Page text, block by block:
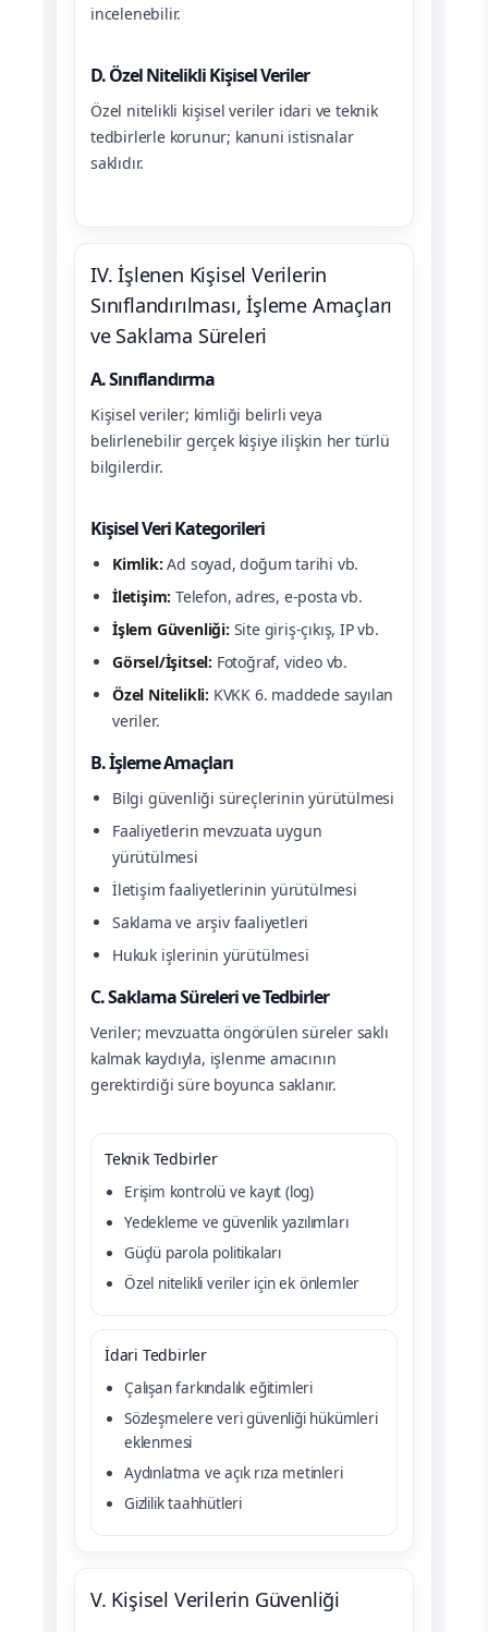
incelenebilir.
D. Özel Nitelikli Kişisel Veriler
Özel nitelikli kişisel veriler idari ve teknik
tedbirlerle korunur; kanuni istisnalar
saklıdır.
IV. İşlenen Kişisel Verilerin
Sınıflandırılması, İşleme Amaçları
ve Saklama Süreleri
A. Sınıflandırma
Kişisel veriler; kimliği belirli veya
belirlenebilir gerçek kişiye ilişkin her türlü
bilgilerdir.
Kişisel Veri Kategorileri
Kimlik: Ad soyad, doğum tarihi vb.
İletişim: Telefon, adres, e-posta vb.
İşlem Güvenliği: Site giriş-çıkış, IP vb.
Görsel/İşitsel: Fotoğraf, video vb.
Özel Nitelikli: KVKK 6. maddede sayılan
veriler.
B. İşleme Amaçları
Bilgi güvenliği süreçlerinin yürütülmesi
Faaliyetlerin mevzuata uygun
yürütülmesi
İletişim faaliyetlerinin yürütülmesi
Saklama ve arşiv faaliyetleri
Hukuk işlerinin yürütülmesi
C. Saklama Süreleri ve Tedbirler
Veriler; mevzuatta öngörülen süreler saklı
kalmak kaydıyla, işlenme amacının
gerektirdiği süre boyunca saklanır.
Teknik Tedbirler
Erişim kontrolü ve kayıt (log)
Yedekleme ve güvenlik yazılımları
Güçlü parola politikaları
Özel nitelikli veriler için ek önlemler
İdari Tedbirler
Çalışan farkındalık eğitimleri
Sözleşmelere veri güvenliği hükümleri
eklenmesi
Aydınlatma ve açık rıza metinleri
Gizlilik taahhütleri
V. Kişisel Verilerin Güvenliği